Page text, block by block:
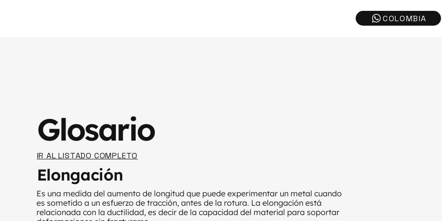
Glosario
IR AL LISTADO COMPLETO
Elongación
Es una medida del aumento de longitud que puede experimentar un metal cuando
es sometido a un esfuerzo de tracción, antes de la rotura. La elongación está
relacionada con la ductilidad, es decir de la capacidad del material para soportar